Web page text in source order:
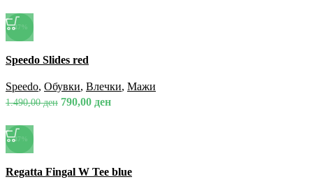
-47%
Брз преглед
Speedo Slides red
Speedo, Обувки, Влечки, Мажи
1.490,00ден 790,00 ден
-47%
Брз преглед
Regatta Fingal W Tee blue